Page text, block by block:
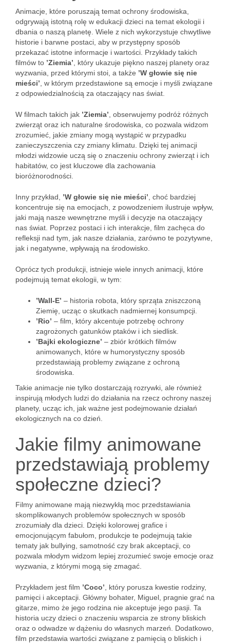
Animacje, które poruszają temat ochrony środowiska,
odgrywają istotną rolę w edukacji dzieci na temat ekologii i
dbania o naszą planetę. Wiele z nich wykorzystuje chwytliwe
historie i barwne postaci, aby w przystępny sposób
przekazać istotne informacje i wartości. Przykłady takich
filmów to ’Ziemia’ , który ukazuje piękno naszej planety oraz
wyzwania, przed którymi stoi, a także ’W głowie się nie
mieści’ , w którym przedstawione są emocje i myśli związane
z odpowiedzialnością za otaczający nas świat.
W filmach takich jak ’Ziemia’ , obserwujemy podróż różnych
zwierząt oraz ich naturalne środowiska, co pozwala widzom
zrozumieć, jakie zmiany mogą wystąpić w przypadku
zanieczyszczenia czy zmiany klimatu. Dzięki tej animacji
młodzi widzowie uczą się o znaczeniu ochrony zwierząt i ich
habitatów, co jest kluczowe dla zachowania
bioróżnorodności.
Inny przykład, ’W głowie się nie mieści’ , choć bardziej
koncentruje się na emocjach, z powodzeniem ilustruje wpływ,
jaki mają nasze wewnętrzne myśli i decyzje na otaczający
nas świat. Poprzez postaci i ich interakcje, film zachęca do
refleksji nad tym, jak nasze działania, zarówno te pozytywne,
jak i negatywne, wpływają na środowisko.
Oprócz tych produkcji, istnieje wiele innych animacji, które
podejmują temat ekologii, w tym:
’Wall-E’ – historia robota, który sprząta zniszczoną
Ziemię, ucząc o skutkach nadmiernej konsumpcji.
’Rio’ – film, który akcentuje potrzebę ochrony
zagrożonych gatunków ptaków i ich siedlisk.
’Bajki ekologiczne’ – zbiór krótkich filmów
animowanych, które w humorystyczny sposób
przedstawiają problemy związane z ochroną
środowiska.
Takie animacje nie tylko dostarczają rozrywki, ale również
inspirują młodych ludzi do działania na rzecz ochrony naszej
planety, ucząc ich, jak ważne jest podejmowanie działań
ekologicznych na co dzień.
Jakie filmy animowane
przedstawiają problemy
społeczne dzieci?
Filmy animowane mają niezwykłą moc przedstawiania
skomplikowanych problemów społecznych w sposób
zrozumiały dla dzieci. Dzięki kolorowej grafice i
emocjonującym fabułom, produkcje te podejmują takie
tematy jak bullying, samotność czy brak akceptacji, co
pozwala młodym widzom lepiej zrozumieć swoje emocje oraz
wyzwania, z którymi mogą się zmagać.
Przykładem jest film ’Coco’ , który porusza kwestie rodziny,
pamięci i akceptacji. Główny bohater, Miguel, pragnie grać na
gitarze, mimo że jego rodzina nie akceptuje jego pasji. Ta
historia uczy dzieci o znaczeniu wsparcia ze strony bliskich
oraz o odwadze w dążeniu do własnych marzeń. Dodatkowo,
film przedstawia wartości związane z pamięcią o bliskich i